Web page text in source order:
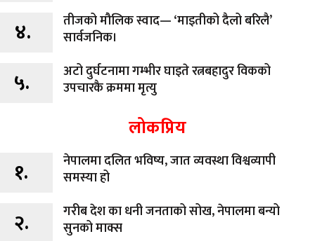
४.
तीजको मौलिक स्वाद— ‘माइतीको दैलो बरिलै’
सार्वजनिक।
५.
अटो दुर्घटनामा गम्भीर घाइते रत्नबहादुर विकको
उपचारकै क्रममा मृत्यु
लोकप्रिय
१.
नेपालमा दलित भविष्य, जात व्यवस्था विश्वव्यापी
समस्या हो
२.
गरीब देश का धनी जनताको सोख, नेपालमा बन्यो
सुनको माक्स